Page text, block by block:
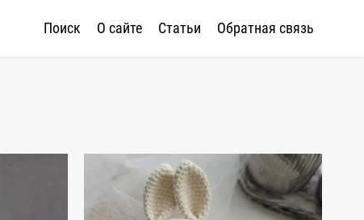
Поиск О сайте Статьи Обратная связь